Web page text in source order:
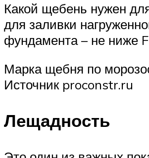
Какой щебень нужен
для заливки
фундамента – не ниже
Марка щебня по
Источник proconstr.ru
Лещадность